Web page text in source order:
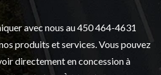
avec nous au450 464-4631
produits et services. Vous pouvez
directement en concession à